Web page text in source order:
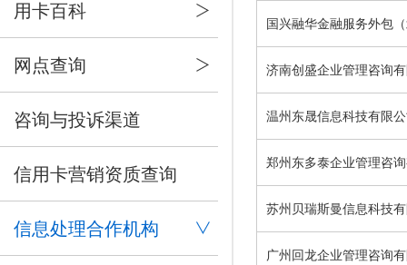
用卡百科
网点查询
咨询与投诉渠道
信用卡营销资质查询
信息处理合作机构
国兴融华金融服务外包
济南创盛企业管理咨询
温州东晟信息科技有限
郑州东多泰企业管理咨
苏州贝瑞斯曼信息科技
广州回龙企业管理咨询